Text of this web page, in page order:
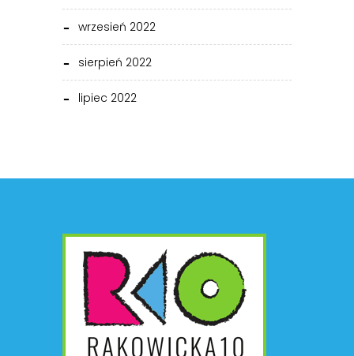
wrzesień 2022
sierpień 2022
lipiec 2022